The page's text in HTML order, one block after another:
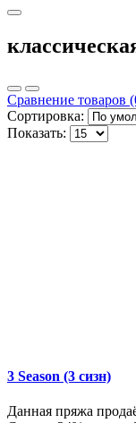
Сравнение товаров
Сортировка:
Показать:
3 Season (3 сизн)
Данная пряжа